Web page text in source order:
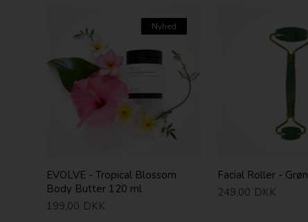
Nyhed
EVOLVE - Tropical Blossom
Body Butter 120 ml
199,00 DKK
Facial Roller - Grøn
249,00 DKK